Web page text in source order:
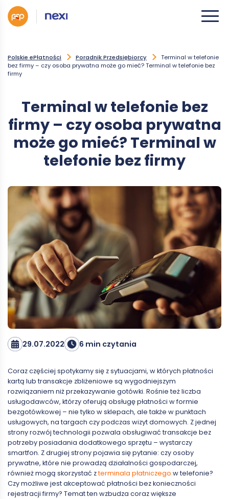
Polskie ePłatności Poradnik Przedsiębiorcy
Terminal w telefonie
bez firmy – czy osoba prywatna może go mieć? Terminal w telefonie bez
firmy
Terminal w telefonie bez
firmy – czy osoba prywatna
może go mieć? Terminal w
telefonie bez firmy
29.07.2022 6 min czytania
Coraz częściej spotykamy się z sytuacjami, w których płatności
kartą lub transakcje zbliżeniowe są wygodniejszym
rozwiązaniem niż przekazywanie gotówki. Rośnie też liczba
usługodawców, którzy oferują obsługę płatności w formie
bezgotówkowej – nie tylko w sklepach, ale także w punktach
usługowych, na targach czy podczas wizyt domowych. Z jednej
strony rozwój technologii pozwala obsługiwać transakcje bez
potrzeby posiadania dodatkowego sprzętu – wystarczy
smartfon. Z drugiej strony pojawia się pytanie: czy osoby
prywatne, które nie prowadzą działalności gospodarczej,
również mogą skorzystać zterminala płatniczego w telefonie?
Czy możliwe jest akceptować płatności bez konieczności
rejestracji firmy? Temat ten wzbudza coraz większe